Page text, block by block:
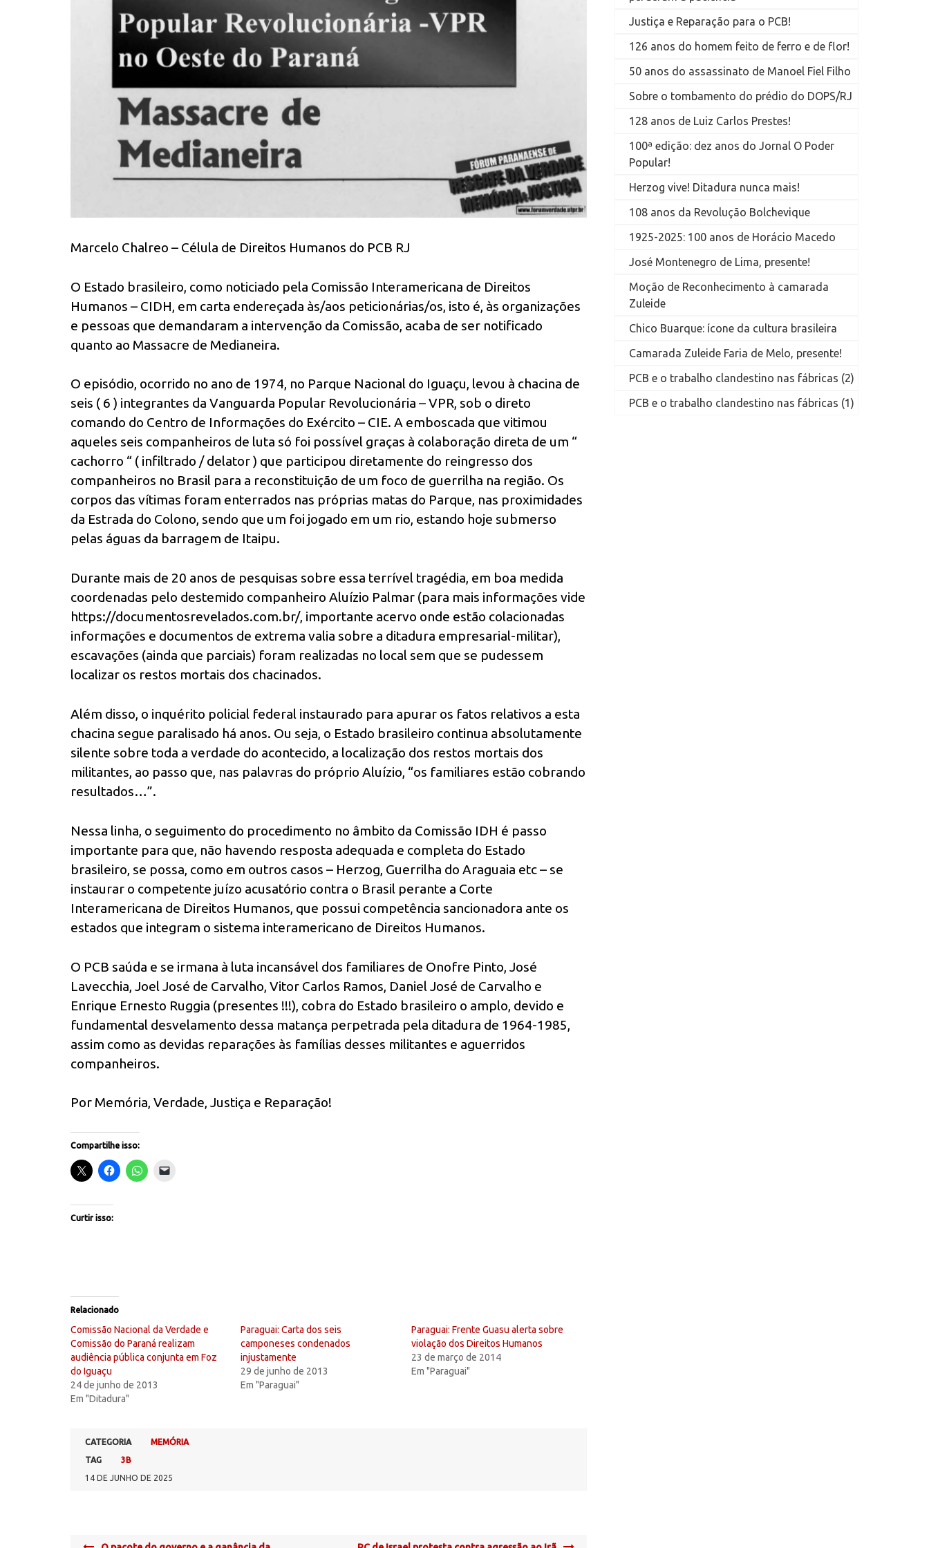
Marcelo Chalreo – Célula de Direitos Humanos do PCB RJ
O Estado brasileiro, como noticiado pela Comissão Interamericana de Direitos
Humanos – CIDH, em carta endereçada às/aos peticionárias/os, isto é, às organizações
e pessoas que demandaram a intervenção da Comissão, acaba de ser notificado
quanto ao Massacre de Medianeira.
O episódio, ocorrido no ano de 1974, no Parque Nacional do Iguaçu, levou à chacina de
seis ( 6 ) integrantes da Vanguarda Popular Revolucionária – VPR, sob o direto
comando do Centro de Informações do Exército – CIE. A emboscada que vitimou
aqueles seis companheiros de luta só foi possível graças à colaboração direta de um “
cachorro “ ( infiltrado / delator ) que participou diretamente do reingresso dos
companheiros no Brasil para a reconstituição de um foco de guerrilha na região. Os
corpos das vítimas foram enterrados nas próprias matas do Parque, nas proximidades
da Estrada do Colono, sendo que um foi jogado em um rio, estando hoje submerso
pelas águas da barragem de Itaipu.
Durante mais de 20 anos de pesquisas sobre essa terrível tragédia, em boa medida
coordenadas pelo destemido companheiro Aluízio Palmar (para mais informações vide
https://documentosrevelados.com.br/, importante acervo onde estão colacionadas
informações e documentos de extrema valia sobre a ditadura empresarial-militar),
escavações (ainda que parciais) foram realizadas no local sem que se pudessem
localizar os restos mortais dos chacinados.
Além disso, o inquérito policial federal instaurado para apurar os fatos relativos a esta
chacina segue paralisado há anos. Ou seja, o Estado brasileiro continua absolutamente
silente sobre toda a verdade do acontecido, a localização dos restos mortais dos
militantes, ao passo que, nas palavras do próprio Aluízio, “os familiares estão cobrando
resultados…”.
Nessa linha, o seguimento do procedimento no âmbito da Comissão IDH é passo
importante para que, não havendo resposta adequada e completa do Estado
brasileiro, se possa, como em outros casos – Herzog, Guerrilha do Araguaia etc – se
instaurar o competente juízo acusatório contra o Brasil perante a Corte
Interamericana de Direitos Humanos, que possui competência sancionadora ante os
estados que integram o sistema interamericano de Direitos Humanos.
O PCB saúda e se irmana à luta incansável dos familiares de Onofre Pinto, José
Lavecchia, Joel José de Carvalho, Vitor Carlos Ramos, Daniel José de Carvalho e
Enrique Ernesto Ruggia (presentes !!!), cobra do Estado brasileiro o amplo, devido e
fundamental desvelamento dessa matança perpetrada pela ditadura de 1964-1985,
assim como as devidas reparações às famílias desses militantes e aguerridos
companheiros.
Por Memória, Verdade, Justiça e Reparação!
Compartilhe isso:
Curtir isso:
Relacionado
Comissão Nacional da Verdade e
Comissão do Paraná realizam
audiência pública conjunta em Foz
do Iguaçu
24 de junho de 2013
Em "Ditadura"
Paraguai: Carta dos seis
camponeses condenados
injustamente
29 de junho de 2013
Em "Paraguai"
Paraguai: Frente Guasu alerta sobre
violação dos Direitos Humanos
23 de março de 2014
Em "Paraguai"
CATEGORIA
MEMÓRIA
TAG
3B
14 DE JUNHO DE 2025
Justiça e Reparação para o PCB!
126 anos do homem feito de ferro e de flor!
50 anos do assassinato de Manoel Fiel Filho
Sobre o tombamento do prédio do DOPS/RJ
128 anos de Luiz Carlos Prestes!
100ª edição: dez anos do Jornal O Poder
Popular!
Herzog vive! Ditadura nunca mais!
108 anos da Revolução Bolchevique
1925-2025: 100 anos de Horácio Macedo
José Montenegro de Lima, presente!
Moção de Reconhecimento à camarada
Zuleide
Chico Buarque: ícone da cultura brasileira
Camarada Zuleide Faria de Melo, presente!
PCB e o trabalho clandestino nas fábricas (2)
PCB e o trabalho clandestino nas fábricas (1)